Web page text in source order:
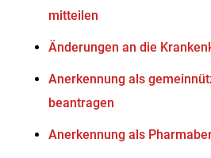
mitteilen
Änderungen an die
Anerkennung als
beantragen
Anerkennung als